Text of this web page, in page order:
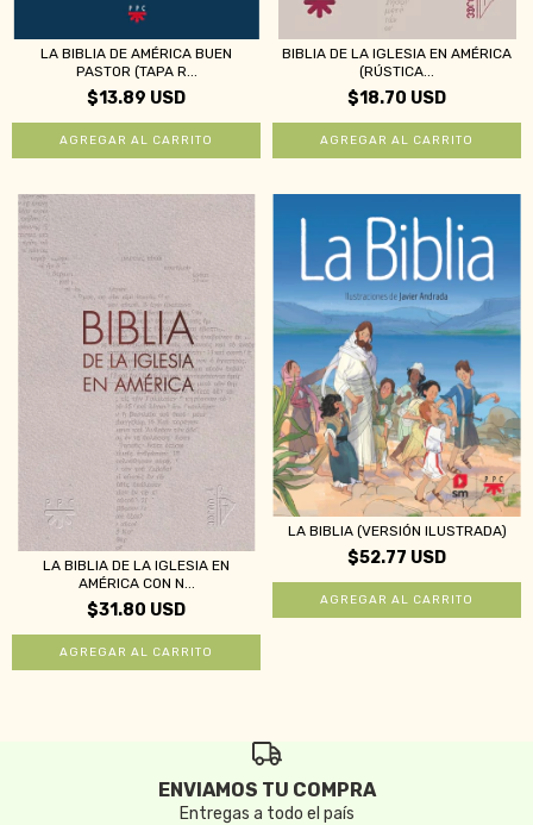
LA BIBLIA DE AMÉRICA BUEN
PASTOR (TAPA R...
$13.89 USD
BIBLIA DE LA IGLESIA EN AMÉRICA
(RÚSTICA...
$18.70 USD
LA BIBLIA DE LA IGLESIA EN
AMÉRICA CON N...
$31.80 USD
LA BIBLIA (VERSIÓN ILUSTRADA)
$52.77 USD
ENVIAMOS TU COMPRA
Entregas a todo el país